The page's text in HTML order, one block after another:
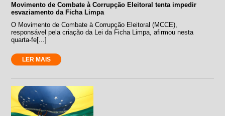
Movimento de Combate à Corrupção Eleitoral tenta impedir
esvaziamento da Ficha Limpa
O Movimento de Combate à Corrupção Eleitoral (MCCE),
responsável pela criação da Lei da Ficha Limpa, afirmou nesta
quarta-fe[...]
LER MAIS